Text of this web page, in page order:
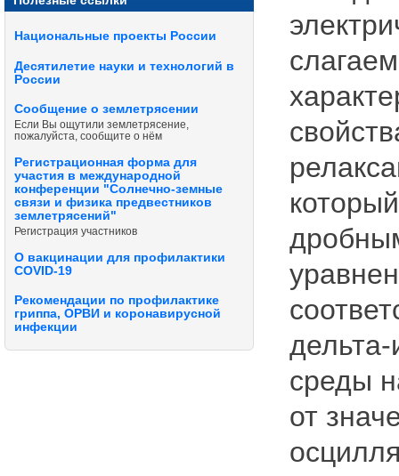
Национальные проекты России
Десятилетие науки и технологий в
России
Сообщение о землетрясении
Если Вы ощутили землетрясение,
пожалуйста, сообщите о нём
Регистрационная форма для
участия в международной
конференции "Солнечно-земные
связи и физика предвестников
землетрясений"
Регистрация участников
О вакцинации для профилактики
COVID-19
Рекомендации по профилактике
гриппа, ОРВИ и коронавирусной
инфекции
среды
от